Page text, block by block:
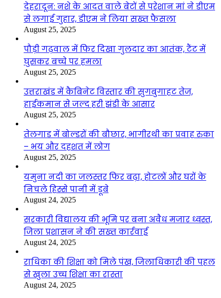
देहरादून: नशे के आदत वाले बेटों से परेशान मां ने डीएम
से लगाई गुहार, डीएम ने लिया सख्त फैसला
August 25, 2025
पौड़ी गढ़वाल में फिर दिखा गुलदार का आतंक, टैंट में
घुसकर बच्चे पर हमला
August 25, 2025
उत्तराखंड में कैबिनेट विस्तार की सुगबुगाहट तेज,
हाईकमान से जल्द हरी झंडी के आसार
August 25, 2025
तेलगाड में बोल्डरों की बौछार, भागीरथी का प्रवाह रुका
– भय और दहशत में लोग
August 25, 2025
यमुना नदी का जलस्तर फिर बढ़ा, होटलों और घरों के
निचले हिस्से पानी में डूबे
August 24, 2025
सरकारी विद्यालय की भूमि पर बना अवैध मजार ध्वस्त,
जिला प्रशासन ने की सख्त कार्रवाई
August 24, 2025
राधिका की शिक्षा को मिले पंख, जिलाधिकारी की पहल
से खुला उच्च शिक्षा का रास्ता
August 24, 2025